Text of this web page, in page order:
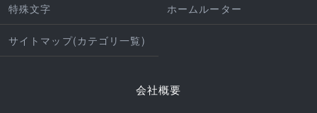
特殊文字 ホームルーター
サイトマップ(カテゴリ一覧)
会社概要